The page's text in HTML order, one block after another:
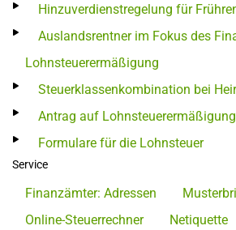
Hinzuverdienstregelung für
Auslandsrentner im Fokus des
Lohnsteuerermäßigung
Steuerklassenkombination bei
Antrag auf
Formulare für die Lohnsteuer
Service
Finanzämter: Adressen
Online-Steuerrechner
Netiquette